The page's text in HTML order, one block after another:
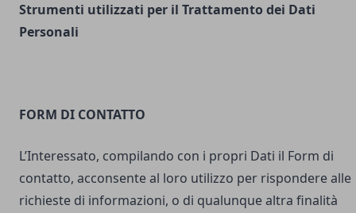
Strumenti utilizzati per il Trattamento dei Dati
Personali
FORM DI CONTATTO
L’Interessato, compilando con i propri Dati il Form di
contatto, acconsente al loro utilizzo per rispondere alle
richieste di informazioni, o di qualunque altra finalità